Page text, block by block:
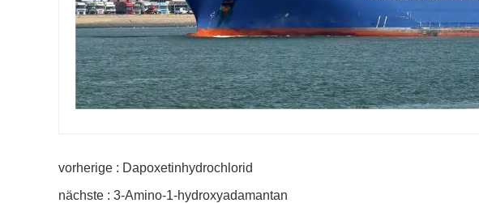
vorherige : Dapoxetinhydrochlorid
nächste : 3-Amino-1-hydroxyadamantan